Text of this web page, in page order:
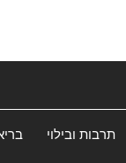
תרבות ובילוי